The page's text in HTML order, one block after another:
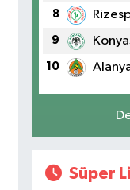
8
9
10
Süper